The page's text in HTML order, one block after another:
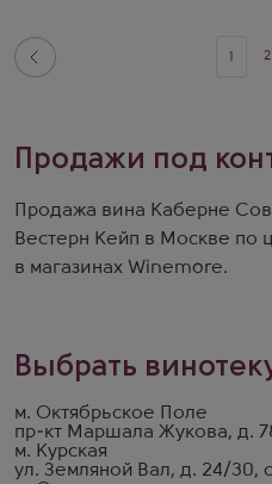
2
Продажи под
Продажа вина Каберне
Вестерн Кейп в Москве по
в магазинах Winemore.
Выбрать
м. Октябрьское Поле
пр-кт Маршала Жукова, д.
м. Курская
ул. Земляной Вал, д. 24/30,